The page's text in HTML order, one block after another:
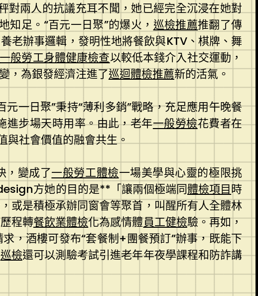
對兩人的抗議充耳不聞，她已經完全沉浸在她對
足。“百元一日聚”的爆火， 巡檢推薦推翻了傳
老辦事邏輯，發明性地將餐飲與KTV、棋牌、舞
一般勞工身體健康檢查以較低本錢介入社交運動，
，為銀發經濟注進了巡迴體檢推薦新的活氣。
一日聚”秉持“薄利多銷”戰略，充足應用午晚餐
進步場天時用率。由此，老年一般勞檢花費者在
與社會價值的融會共生。
，變成了一般勞工體檢一場美學與心靈的極限挑
方她的目的是**「讓兩個極端同體檢項目時
或是積極承辦同窗會等聚首，叫醒所有人全體林
程轉餐飲業體檢化為感情體員工健檢驗。再如，
，酒樓可發布“套餐制+團餐預訂”辦事，既能下
巡檢還可以測驗考試引進老年年夜學課程和防詐講